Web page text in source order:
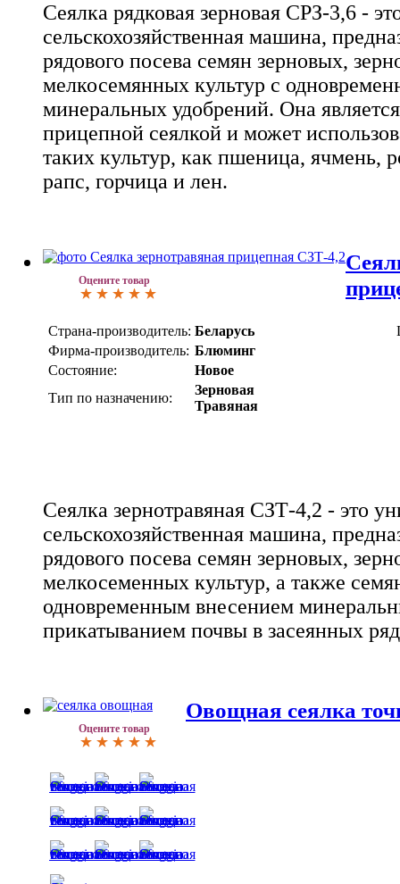
Сеялка рядковая зерновая СРЗ-3,6 -
сельскохозяйственная машина,
рядового посева семян зерновых,
мелкосемянных культур с
минеральных удобрений. Она
прицепной сеялкой и может
таких культур, как пшеница, ячмень,
рапс, горчица и лен.
Оцените товар
Страна-производитель: Беларусь
Фирма-производитель: Блюминг
Состояние:
Новое
Тип по назначению:
Зерновая
Травяная
Сеялка зернотравяная СЗТ-4,2 - это
сельскохозяйственная машина,
рядового посева семян зерновых,
мелкосеменных культур, а также
одновременным внесением
прикатыванием почвы в засеянных
Оцените товар
Овощная сеялка